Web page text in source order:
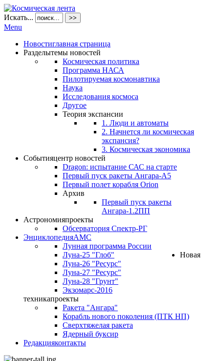
Искать... >>
Menu
Новостиглавная страница
Разделытемы новостей
Космическая политика
Программа НАСА
Пилотируемая космонавтика
Наука
Исследования космоса
Другое
Теория экспансии
1. Люди и автоматы
2. Начнется ли космическая
экспансия?
3. Космическая экономика
Событияцентр новостей
Dragon: испытание САС на старте
Первый пуск ракеты Ангара-А5
Первый полет корабля Orion
Архив
Первый пуск ракеты
Ангара-1.2ПП
Астрономияпроекты
Обсерватория Спектр-РГ
ЭнциклопедияАМС
Лунная программа России
Луна-25 "Глоб"
Луна-26 "Ресурс"
Луна-27 "Ресурс"
Луна-28 "Грунт"
Экзомарс-2016
Новая
техникапроекты
Ракета "Ангара"
Корабль нового поколения (ПТК НП)
Сверхтяжелая ракета
Ядерный буксир
Редакцияконтакты